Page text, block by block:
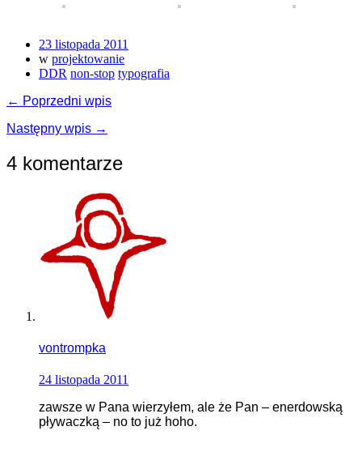
23 listopada 2011
w projektowanie
DDR non-stop typografia
← Poprzedni wpis
Następny wpis →
4 komentarze
vontrompka
24 listopada 2011
zawsze w Pana wierzyłem, ale że Pan – enerdowską
pływaczką – no to już hoho.